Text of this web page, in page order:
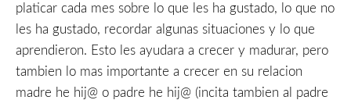
platicar cada mes sobre lo que les ha gustado, lo que no
les ha gustado, recordar algunas situaciones y lo que
aprendieron. Esto les ayudara a crecer y madurar, pero
tambien lo mas importante a crecer en su relacion
madre he hij@ o padre he hij@ (incita tambien al padre